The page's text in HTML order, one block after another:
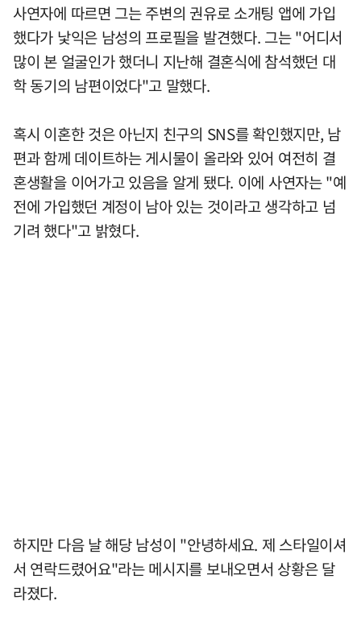
사연자에 따르면 그는 주변의 권유로 소개팅 앱에 가입
했다가 낯익은 남성의 프로필을 발견했다. 그는 "어디서
많이 본 얼굴인가 했더니 지난해 결혼식에 참석했던 대
학 동기의 남편이었다"고 말했다.
혹시 이혼한 것은 아닌지 친구의 SNS를 확인했지만, 남
편과 함께 데이트하는 게시물이 올라와 있어 여전히 결
혼생활을 이어가고 있음을 알게 됐다. 이에 사연자는 "예
전에 가입했던 계정이 남아 있는 것이라고 생각하고 넘
기려 했다"고 밝혔다.
하지만 다음 날 해당 남성이 "안녕하세요. 제 스타일이셔
서 연락드렸어요"라는 메시지를 보내오면서 상황은 달
라졌다.